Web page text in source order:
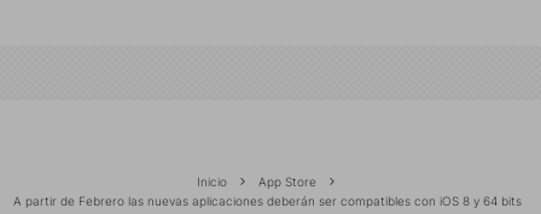
Inicio
App Store
A partir de Febrero las nuevas aplicaciones deberán ser compatibles con iOS 8 y 64 bits